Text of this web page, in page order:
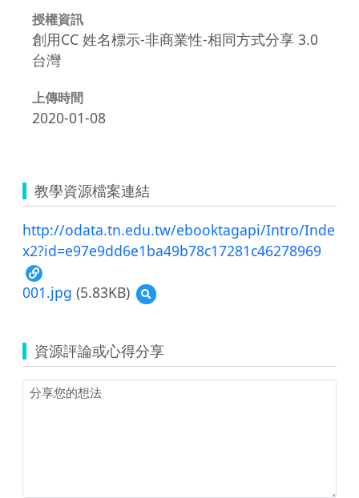
授權資訊
創用CC 姓名標示-非商業性-相同方式分享 3.0
台灣
上傳時間
2020-01-08
教學資源檔案連結
http://odata.tn.edu.tw/ebooktagapi/Intro/Inde
x2?id=e97e9dd6e1ba49b78c17281c46278969
001.jpg (5.83KB)
預
覽
資源評論或心得分享